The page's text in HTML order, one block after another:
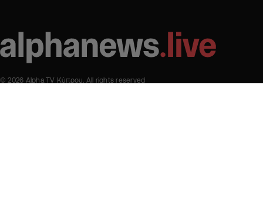
© 2026 Alpha TV Κύπρου. All rights reserved